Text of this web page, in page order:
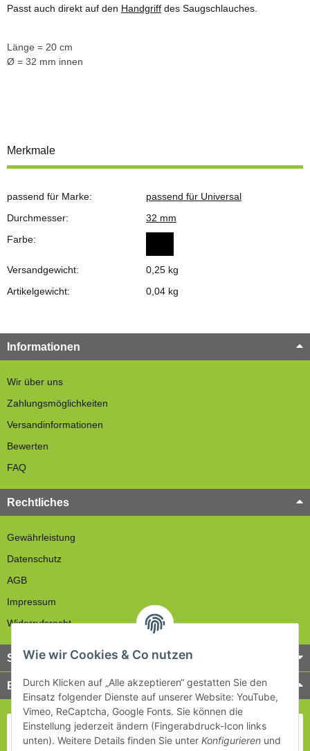
Passt auch direkt auf den Handgriff des Saugschlauches.
Länge = 20 cm
Ø = 32 mm innen
Merkmale
passend für Marke:
passend für Universal
Durchmesser:
32 mm
Farbe:
Versandgewicht:
0,25 kg
Artikelgewicht:
0,04 kg
Informationen
Wir über uns
Zahlungsmöglichkeiten
Versandinformationen
Bewerten
FAQ
Rechtliches
Gewährleistung
Datenschutz
AGB
Impressum
Widerrufsrecht
Service
Bezahlung & Versand
Wie wir Cookies & Co nutzen
Durch Klicken auf „Alle akzeptieren“ gestatten Sie den
Einsatz folgender Dienste auf unserer Website: YouTube,
Vimeo, ReCaptcha, Google Fonts. Sie können die
Einstellung jederzeit ändern (Fingerabdruck-Icon links
unten). Weitere Details finden Sie unter Konfigurieren und